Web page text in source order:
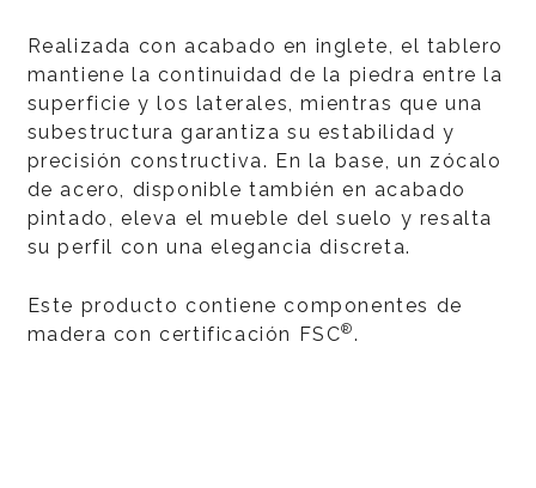
Realizada con acabado en inglete, el tablero
mantiene la continuidad de la piedra entre la
superficie y los laterales, mientras que una
subestructura garantiza su estabilidad y
precisión constructiva. En la base, un zócalo
de acero, disponible también en acabado
pintado, eleva el mueble del suelo y resalta
su perfil con una elegancia discreta.
Este producto contiene componentes de
madera con certificación FSC®.